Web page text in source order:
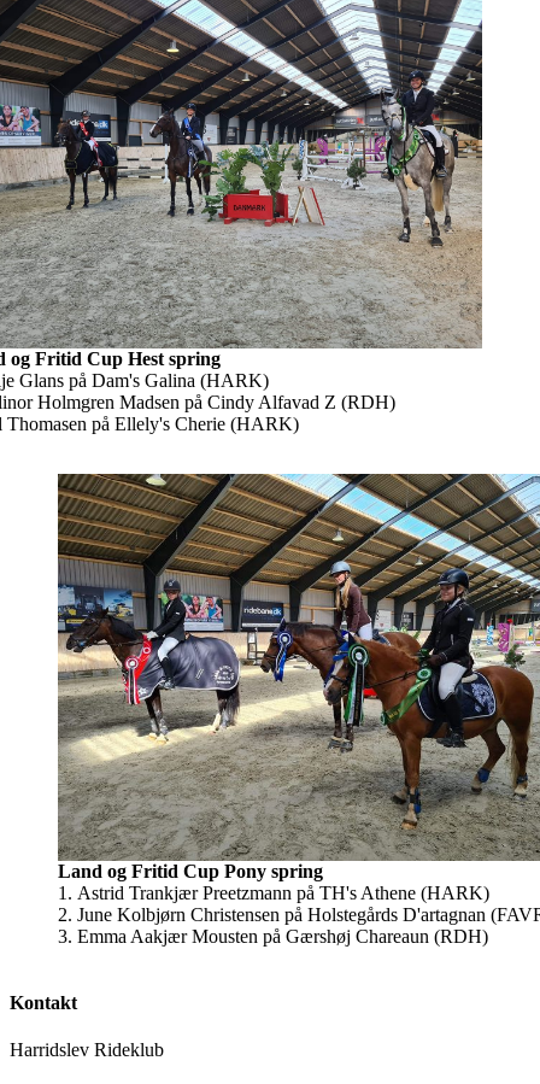
og Fritid Cup Hest spring
Glans på Dam's Galina (HARK)
Holmgren Madsen på Cindy Alfavad Z (RDH)
Thomasen på Ellely's Cherie (HARK)
Land og Fritid Cup Pony spring
1. Astrid Trankjær Preetzmann på TH's Athene (HARK)
2. June Kolbjørn Christensen på Holstegårds D'artagnan
3. Emma Aakjær Mousten på Gærshøj Chareaun (RDH)
Kontakt
Harridslev Rideklub